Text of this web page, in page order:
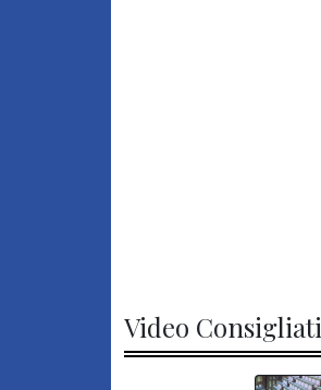
Video Consigliati